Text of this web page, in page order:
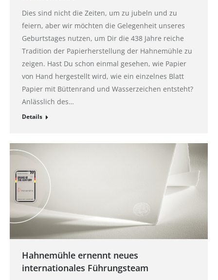
Dies sind nicht die Zeiten, um zu jubeln und zu
feiern, aber wir möchten die Gelegenheit unseres
Geburtstages nutzen, um Dir die 438 Jahre reiche
Tradition der Papierherstellung der Hahnemühle zu
zeigen. Hast Du schon einmal gesehen, wie Papier
von Hand hergestellt wird, wie ein einzelnes Blatt
Papier mit Büttenrand und Wasserzeichen entsteht?
Anlässlich des…
Details
Hahnemühle ernennt neues
internationales Führungsteam